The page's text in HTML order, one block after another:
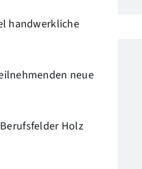
handwerkliche
neue
Holz